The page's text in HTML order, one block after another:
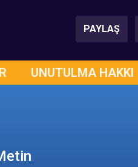
PAYLAŞ
UNUTULMA HAKKI